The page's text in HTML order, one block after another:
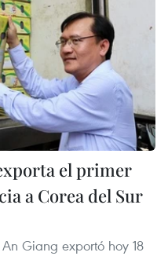
el primer
a Corea del Sur
Giang exportó hoy 18